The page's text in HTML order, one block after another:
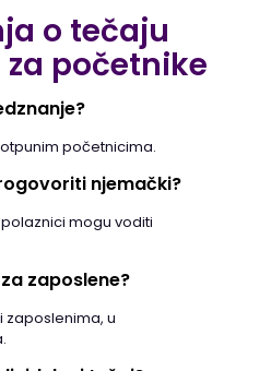
o tečaju
početnike
početnicima.
njemački?
mogu voditi
zaposlene?
zaposlenima, u